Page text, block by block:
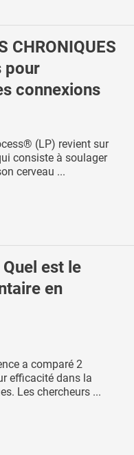
CHRONIQUES
pour
connexions
(LP) revient sur
consiste à soulager
cerveau ...
Quel est le
en
a comparé 2
efficacité dans la
Les chercheurs ...